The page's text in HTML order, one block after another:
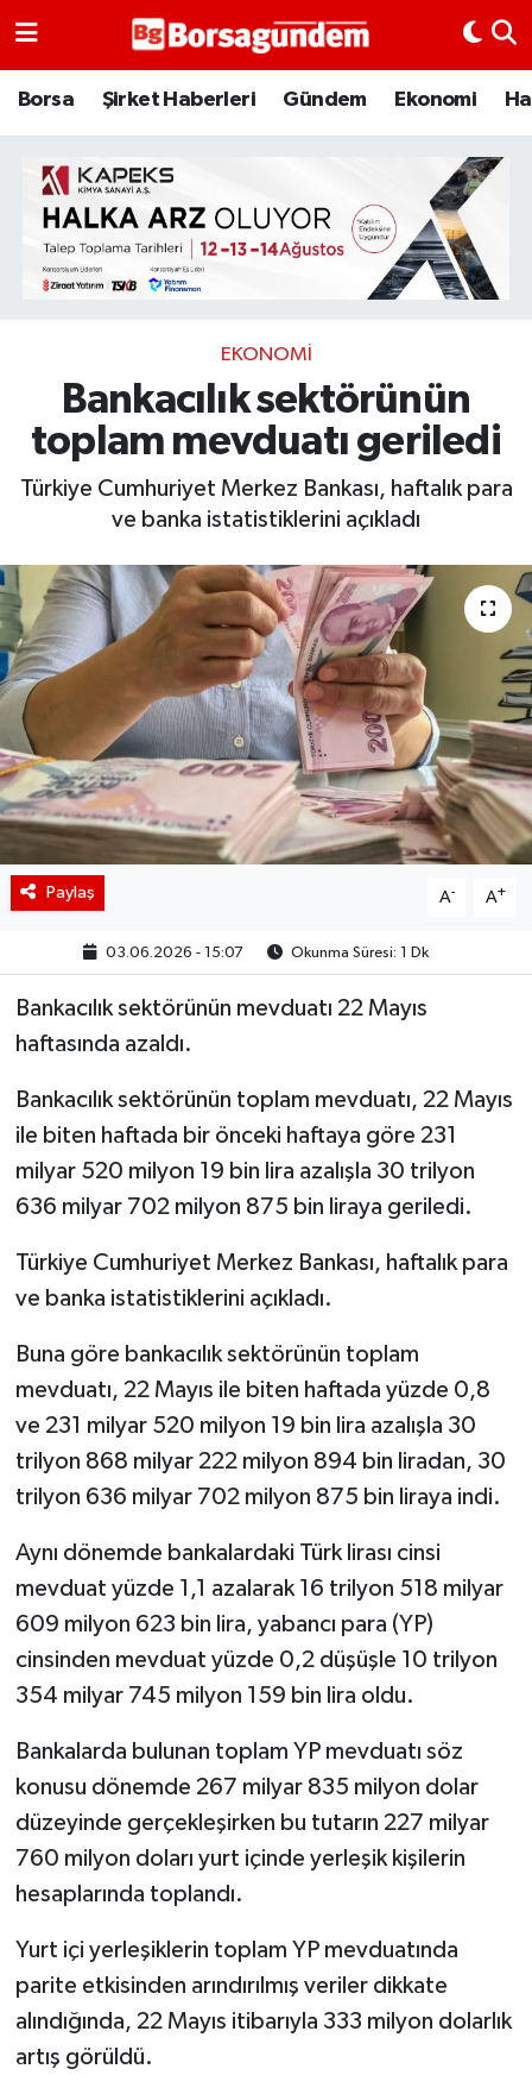
Borsa Şirket Haberleri Gündem Ekonomi
EKONOMI
Bankacılık sektörünün
toplam mevduatı geriledi
Türkiye Cumhuriyet Merkez Bankası, haftalık para
ve banka istatistiklerini açıkladı
Paylaş A- A+
03.06.2026 - 15:07 Okunma Süresi: 1 Dk
Bankacılık sektörünün mevduatı 22 Mayıs
haftasında azaldı.
Bankacılık sektörünün toplam mevduatı, 22 Mayıs
ile biten haftada bir önceki haftaya göre 231
milyar 520 milyon 19 bin lira azalışla 30 trilyon
636 milyar 702 milyon 875 bin liraya geriledi.
Türkiye Cumhuriyet Merkez Bankası, haftalık para
ve banka istatistiklerini açıkladı.
Buna göre bankacılık sektörünün toplam
mevduatı, 22 Mayıs ile biten haftada yüzde 0,8
ve 231 milyar 520 milyon 19 bin lira azalışla 30
trilyon 868 milyar 222 milyon 894 bin liradan, 30
trilyon 636 milyar 702 milyon 875 bin liraya indi.
Aynı dönemde bankalardaki Türk lirası cinsi
mevduat yüzde 1,1 azalarak 16 trilyon 518 milyar
609 milyon 623 bin lira, yabancı para (YP)
cinsinden mevduat yüzde 0,2 düşüşle 10 trilyon
354 milyar 745 milyon 159 bin lira oldu.
Bankalarda bulunan toplam YP mevduatı söz
konusu dönemde 267 milyar 835 milyon dolar
düzeyinde gerçekleşirken bu tutarın 227 milyar
760 milyon doları yurt içinde yerleşik kişilerin
hesaplarında toplandı.
Yurt içi yerleşiklerin toplam YP mevduatında
parite etkisinden arındırılmış veriler dikkate
alındığında, 22 Mayıs itibarıyla 333 milyon dolarlık
artış görüldü.
Borsa
Emtia
Galeri
Bitcoin
Şirket Haberleri
Borsa Gundem
BIST 100 Isı Haritası
Coin Isı Haritası
Ekonomik Takvim
Kiripto Para Piyasası
Gizlilik Sözleşmesi
Hakkımızda
İletişim